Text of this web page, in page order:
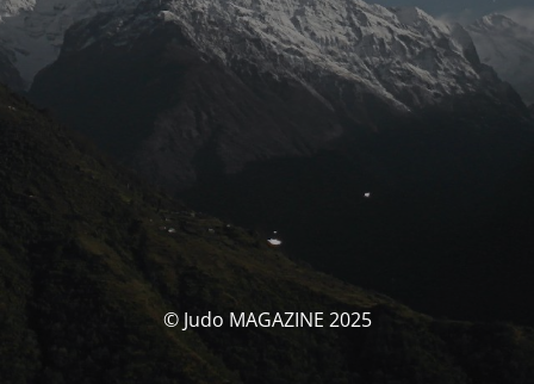
© Judo MAGAZINE 2025